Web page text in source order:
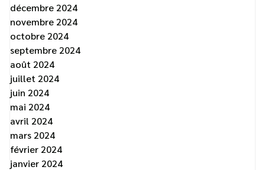
décembre 2024
novembre 2024
octobre 2024
septembre 2024
août 2024
juillet 2024
juin 2024
mai 2024
avril 2024
mars 2024
février 2024
janvier 2024